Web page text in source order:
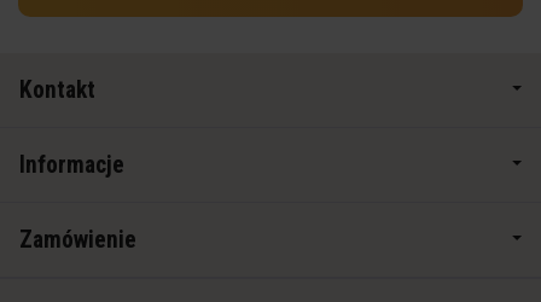
Kontakt
Informacje
Zamówienie